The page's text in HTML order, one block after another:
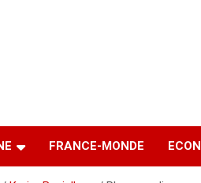
FRANCE-MONDE